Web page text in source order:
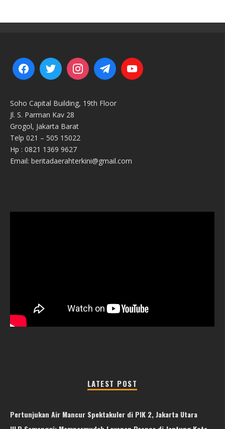
Soho Capital Building, 19th Floor
Jl. S. Parman Kav 28
Grogol, Jakarta Barat
Telp 021 – 505 15022
Hp : 0821 1369 9627
Email: beritadaerahterkini@gmail.com
LATEST POST
Pertunjukan Air Mancur Spektakuler di PIK 2, Jakarta Utara